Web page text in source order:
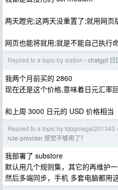
两天蹬完;这两天没重置了;就用网页
网页也能将就用;就是不能自己执行
Replied to a topic by slation › chatgpt 日
我两个月前买的 2860
现在还是这个价格,意味着日元汇率
和上周 3000 日元的 USD 价格相当
Replied to a topic by tqbgolegai201343 ›
rule-provider 感觉不够用了？
我部署了 substore
默认用几个规则集，其它的再维护
然后多端同步，手机 多套电脑都用